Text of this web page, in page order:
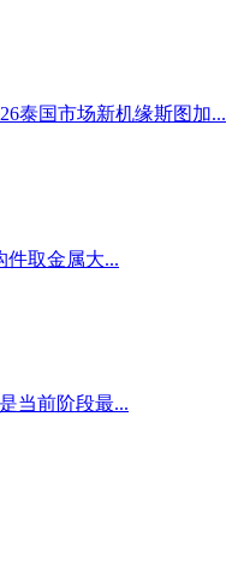
泰国市场新机缘斯图加...
件取金属大...
当前阶段最...